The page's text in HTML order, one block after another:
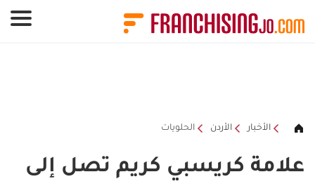
الأخبار الأردن الحلويات
علامة كريسبي كريم تصل إلى
لوحة إدارة ملفات تعريف الارتباط